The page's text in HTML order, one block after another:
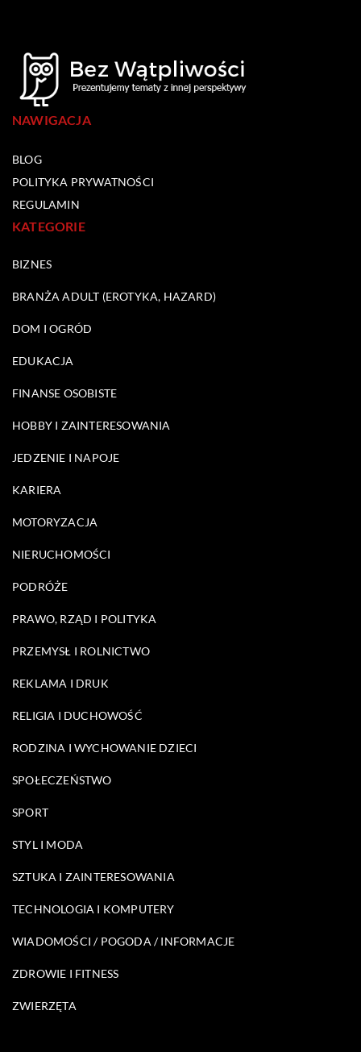
NAWIGACJA
BLOG
POLITYKA PRYWATNOŚCI
REGULAMIN
KATEGORIE
BIZNES
BRANŻA ADULT (EROTYKA, HAZARD)
DOM I OGRÓD
EDUKACJA
FINANSE OSOBISTE
HOBBY I ZAINTERESOWANIA
JEDZENIE I NAPOJE
KARIERA
MOTORYZACJA
NIERUCHOMOŚCI
PODRÓŻE
PRAWO, RZĄD I POLITYKA
PRZEMYSŁ I ROLNICTWO
REKLAMA I DRUK
RELIGIA I DUCHOWOŚĆ
RODZINA I WYCHOWANIE DZIECI
SPOŁECZEŃSTWO
SPORT
STYL I MODA
SZTUKA I ZAINTERESOWANIA
TECHNOLOGIA I KOMPUTERY
WIADOMOŚCI / POGODA / INFORMACJE
ZDROWIE I FITNESS
ZWIERZĘTA